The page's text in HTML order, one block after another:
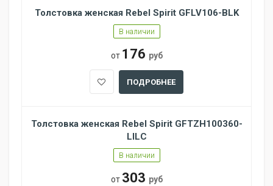
Толстовка женская Rebel Spirit GFLV106-BLK
В наличии
от 176 руб
ПОДРОБНЕЕ
Толстовка женская Rebel Spirit GFTZH100360-
LILC
В наличии
от 303 руб